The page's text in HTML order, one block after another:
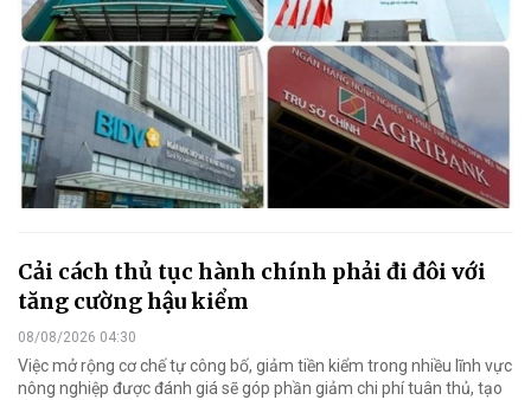
Cải cách thủ tục hành chính phải đi đôi với
tăng cường hậu kiểm
08/08/2026 04:30
Việc mở rộng cơ chế tự công bố, giảm tiền kiểm trong nhiều lĩnh vực
nông nghiệp được đánh giá sẽ góp phần giảm chi phí tuân thủ, tạo